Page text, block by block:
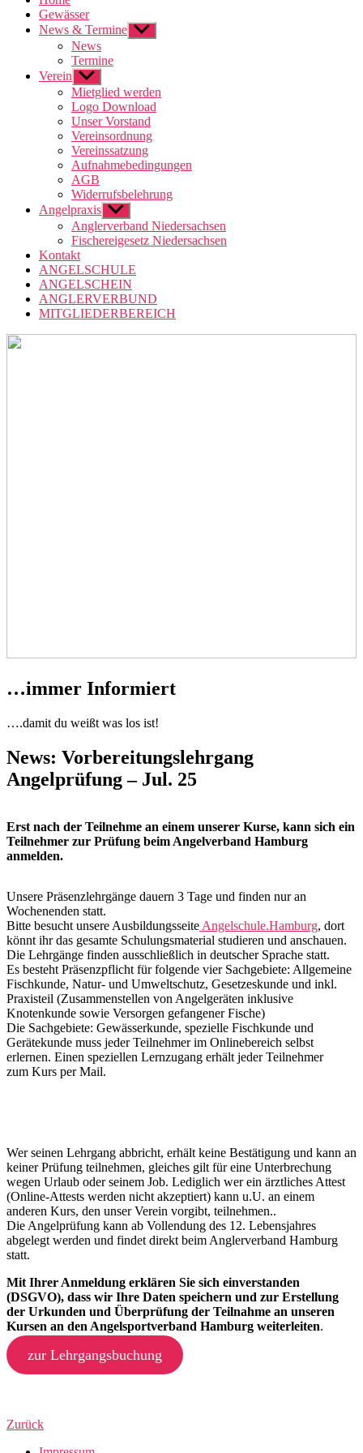
Gewässer
News & Termine Untermenü
anzeigen
News
Termine
Verein Untermenü
anzeigen
Mietglied werden
Logo Download
Unser Vorstand
Vereinsordnung
Vereinssatzung
Aufnahmebedingungen
AGB
Widerrufsbelehrung
Angelpraxis Untermenü
anzeigen
Anglerverband Niedersachsen
Fischereigesetz Niedersachsen
Kontakt
ANGELSCHULE
ANGELSCHEIN
ANGLERVERBUND
MITGLIEDERBEREICH
…immer Informiert
….damit du weißt was los ist!
News: Vorbereitungslehrgang
Angelprüfung – Jul. 25
Erst nach der Teilnehme an einem unserer Kurse, kann sich ein
Teilnehmer zur Prüfung beim Angelverband Hamburg
anmelden.
Unsere Präsenzlehrgänge dauern 3 Tage und finden nur an
Wochenenden statt.
Bitte besucht unsere Ausbildungsseite Angelschule.Hamburg, dort
könnt ihr das gesamte Schulungsmaterial studieren und anschauen.
Die Lehrgänge finden ausschließlich in deutscher Sprache statt.
Es besteht Präsenzpflicht für folgende vier Sachgebiete: Allgemeine
Fischkunde, Natur- und Umweltschutz, Gesetzeskunde und inkl.
Praxisteil (Zusammenstellen von Angelgeräten inklusive
Knotenkunde sowie Versorgen gefangener Fische)
Die Sachgebiete: Gewässerkunde, spezielle Fischkunde und
Gerätekunde muss jeder Teilnehmer im Onlinebereich selbst
erlernen. Einen speziellen Lernzugang erhält jeder Teilnehmer
zum Kurs per Mail.
Wer seinen Lehrgang abbricht, erhält keine Bestätigung und kann an
keiner Prüfung teilnehmen, gleiches gilt für eine Unterbrechung
wegen Urlaub oder seinem Job. Lediglich wer ein ärztliches Attest
(Online-Attests werden nicht akzeptiert) kann u.U. an einem
anderen Kurs, den unser Verein vorgibt, teilnehmen..
Die Angelprüfung kann ab Vollendung des 12. Lebensjahres
abgelegt werden und findet direkt beim Anglerverband Hamburg
statt.
Mit Ihrer Anmeldung erklären Sie sich einverstanden
(DSGVO), dass wir Ihre Daten speichern und zur Erstellung
der Urkunden und Überprüfung der Teilnahme an unseren
Kursen an den Angelsportverband Hamburg weiterleiten.
zur Lehrgangsbuchung
Zurück